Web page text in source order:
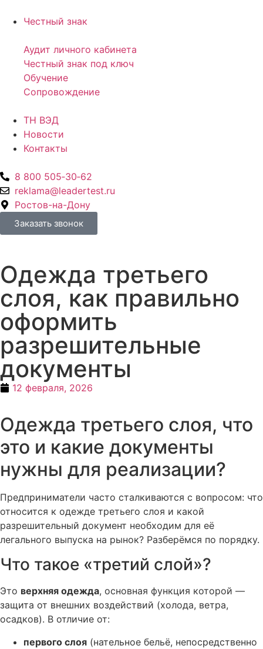
Честный знак
Аудит личного кабинета
Честный знак под ключ
Обучение
Сопровождение
ТН ВЭД
Новости
Контакты
8 800 505‑30‑62
reklama@leadertest.ru
Ростов-на-Дону
Заказать звонок
Одежда третьего
слоя, как правильно
оформить
разрешительные
документы
12 февраля, 2026
Одежда третьего слоя, что
это и какие документы
нужны для реализации?
Предприниматели часто сталкиваются с вопросом: что
относится к одежде третьего слоя и какой
разрешительный документ необходим для её
легального выпуска на рынок? Разберёмся по порядку.
Что такое «третий слой»?
Это верхняя одежда, основная функция которой —
защита от внешних воздействий (холода, ветра,
осадков). В отличие от:
первого слоя (нательное бельё, непосредственно